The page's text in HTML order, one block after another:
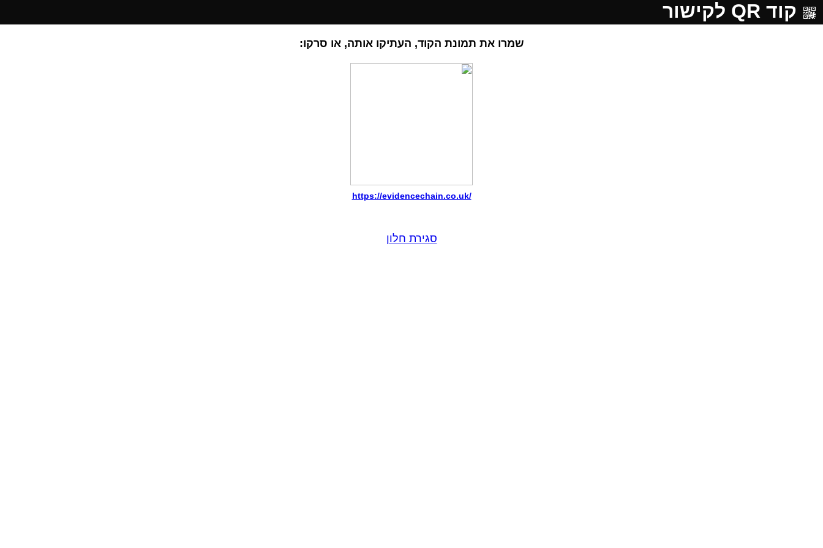
קוד QR לקישור
שמרו את תמונת הקוד, העתיקו אותה, או סרקו:
https://evidencechain.co.uk/
סגירת חלון